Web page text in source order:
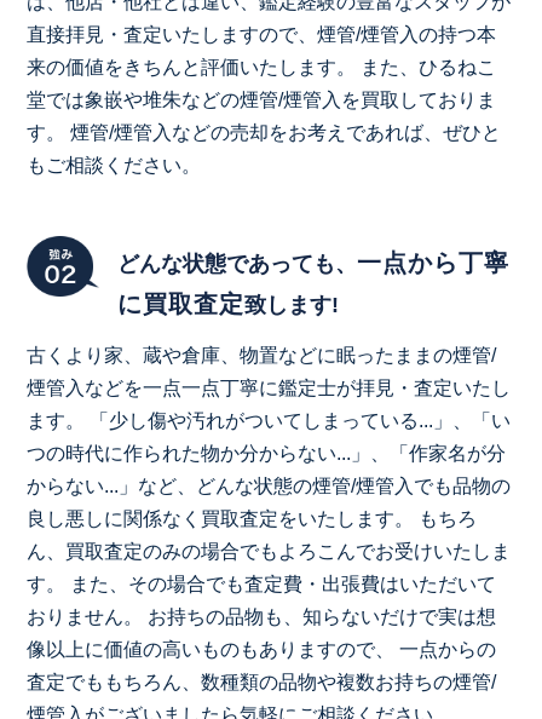
直接拝見・査定いたしますので、煙管/煙管入の持つ本
来の価値をきちんと評価いたします。 また、ひるねこ
堂では象嵌や堆朱などの煙管/煙管入を買取しておりま
す。 煙管/煙管入などの売却をお考えであれば、ぜひと
もご相談ください。
どんな状態であっても、 一点から丁寧
に買取査定致します!
古くより家、蔵や倉庫、物置などに眠ったままの煙管/
煙管入などを一点一点丁寧に鑑定士が拝見・査定いたし
ます。 「少し傷や汚れがついてしまっている...」、「い
つの時代に作られた物か分からない...」、「作家名が分
からない...」など、どんな状態の煙管/煙管入でも品物の
良し悪しに関係なく買取査定をいたします。 もちろ
ん、買取査定のみの場合でもよろこんでお受けいたしま
す。 また、その場合でも査定費・出張費はいただいて
おりません。 お持ちの品物も、知らないだけで実は想
像以上に価値の高いものもありますので、 一点からの
査定でももちろん、数種類の品物や複数お持ちの煙管/
煙管入がございましたら気軽にご相談ください。